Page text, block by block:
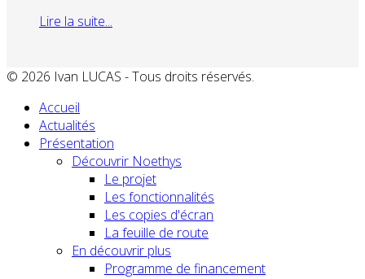
Lire la suite...
© 2026 Ivan LUCAS - Tous droits réservés.
Accueil
Actualités
Présentation
Découvrir Noethys
Le projet
Les fonctionnalités
Les copies d'écran
La feuille de route
En découvrir plus
Programme de financement